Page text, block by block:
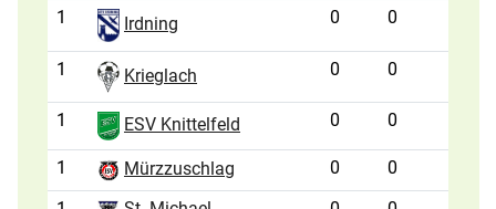
1
Irdning 0 0
1 Krieglach 0 0
1 ESV Knittelfeld 0 0
1 Mürzzuschlag 0
0